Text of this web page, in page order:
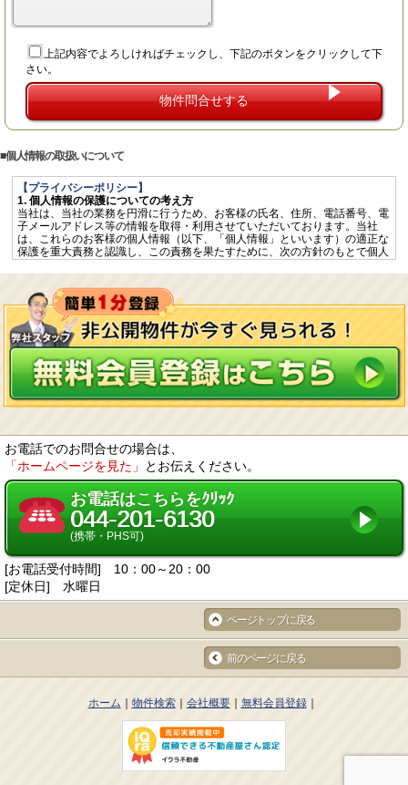
上記内容でよろしければチェックし、下記のボタンをクリックして下
さい。
個人情報の取扱いについて
【プライバシーポリシー】
1. 個人情報の保護についての考え方
当社は、当社の業務を円滑に行うため、お客様の氏名、住所、電話番号、電
子メールアドレス等の情報を取得・利用させていただいております。当社
は、これらのお客様の個人情報（以下、「個人情報」といいます）の適正な
保護を重大責務と認識し、この責務を果たすために、次の方針のもとで個人
個人情報に適用される「個人情報の保護に関する法律」その他の関係法令を
遵守するとともに、一般に公正妥当と認められる個人情報の取扱いに関する
慣行に準拠し、適切に取り扱います。
個人情報の取扱いに関する規程を明確にし、従業者へ周知徹底します。ま
た、取引先等に対しても適切に個人情報を取り扱うように要請します。
個人情報の取得に際しては、利用目的を特定して通知又は公表し、その利用
目的に従って個人情報を取り扱います。
個人情報の漏洩、紛失、改ざん等を防止するため、必要な対策を講じて適切
な管理を行います。
保有する個人情報について、お客様本人からの開示、訂正、削除、利用停止
の依頼を所定の窓口でお受けして、誠意をもって対応します。
いを外部に委託することがあります。委託する場合には、適正な取扱いを確
保するための契約締結、実施状況の点検などを行います。
3. 第三者への開示・提供
当社は、「2. 個人情報の預託」に記載した外部委託先への提供の場合及び以
下のいずれかに該当する場合を除き、個人情報を第三者へ開示又は提供しま
せん。
お客様ご本人の同意がある場合
統計的なデータなど本人を識別することができない状態で開示・提供する場
法令に基づき開示・提供を求められた場合
人の生命、身体又は財産の保護のために必要な場合であって、お客様の同意
を得ることが困難である場合
国又は地方公共団体等が公的な事務を実施するうえで、協力する必要がある
場合であって、お客様の同意を得ることにより当該事務の遂行に支障を及ぼ
次項4. に掲げる者に対して提供する場合
当社は、下記の会社との間で個人データを共同利用いたします。
共同して利用する者の範囲
当社グループ各社FC（フランチャイズ）事業における加盟企業各社
当社の保有個人データに関して、お客様ご自身の情報の開示をご希望される
場合には、お申し出いただいた方がご本人であることを確認した上で、合理
お電話でのお問合せの場合は、
「ホームページを見た」
とお伝えください。
お電話はこちらをｸﾘｯｸ
044-201-6130
(携帯・PHS可)
[お電話受付時間] 10：00～20：00
[定休日] 水曜日
ページトップに戻る
前のページに戻る
ホーム 物件検索 会社概要 無料会員登録